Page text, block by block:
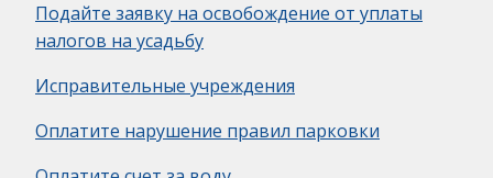
Подайте заявку на освобождение от уплаты
налогов на усадьбу
Исправительные учреждения
Оплатите нарушение правил парковки